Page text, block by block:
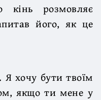
кінь розмовляє
його, як це
хочу бути твоїм
якщо ти мене у